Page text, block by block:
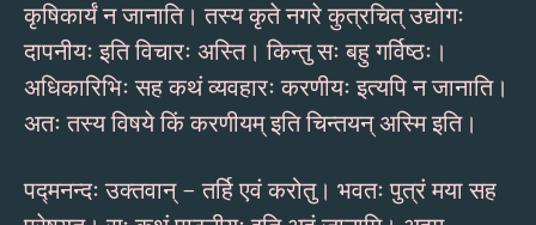
कृषिकार्यं न जानाति। तस्य कृते नगरे कुत्रचित् उद्योगः
दापनीयः इति विचारः अस्ति। किन्तु सः बहु गर्विष्ठः।
अधिकारिभिः सह कथं व्यवहारः करणीयः इत्यपि न जानाति।
अतः तस्य विषये किं करणीयम् इति चिन्तयन् अस्मि इति।
पद्मनन्दः उक्तवान् – तर्हि एवं करोतु। भवतः पुत्रं मया सह